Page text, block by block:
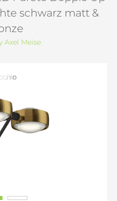
schwarz matt &
Axel Meise